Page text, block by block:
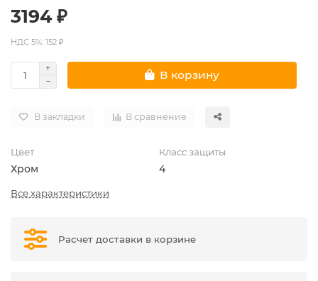
3194 ₽
НДС 5%: 152 ₽
В корзину
В закладки В сравнение
Цвет
Хром
Класс защиты
4
Все характеристики
Расчет доставки в корзине